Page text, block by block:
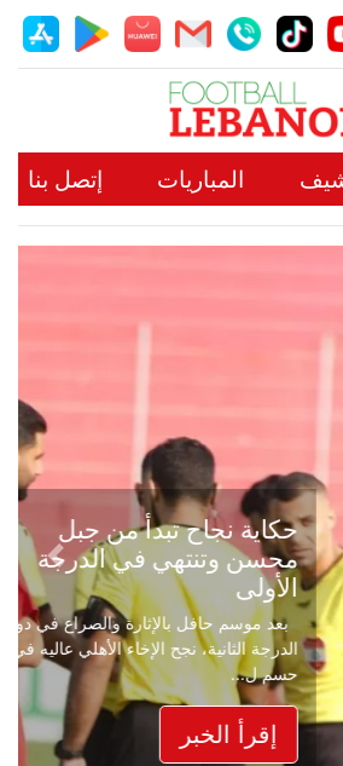
المباريات إتصل بنا
تبدأ من جبل
في الدرجة
بالإثارة والصراع في دوري
نجح الإخاء الأهلي عاليه في
Next